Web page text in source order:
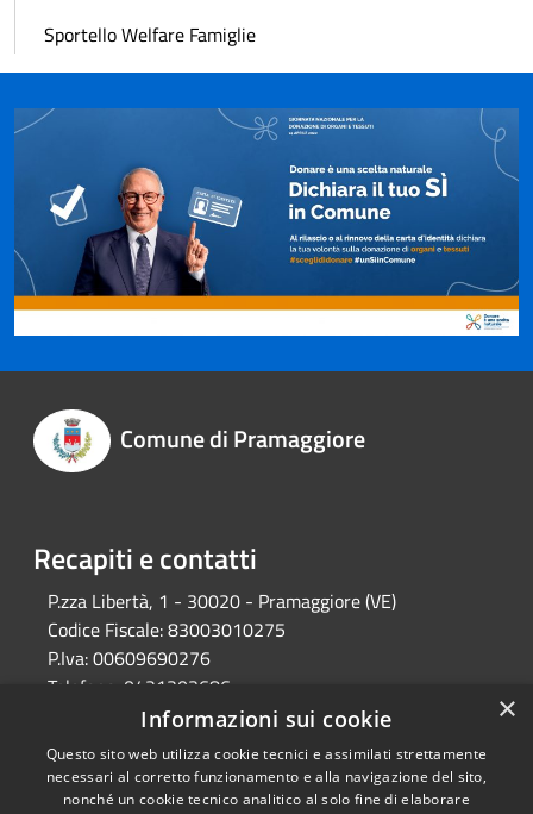
Sportello Welfare Famiglie
Comune di Pramaggiore
Recapiti e contatti
P.zza Libertà, 1 - 30020 - Pramaggiore (VE)
Codice Fiscale:83003010275
P.Iva:00609690276
Telefono: 0421203686
protocollo@comune.pramaggiore.ve.it
Pec:
protocollo.comune.pramaggiore.ve@pecveneto.it
×
Informazioni sui cookie
Questo sito web utilizza cookie tecnici e assimilati strettamente
necessari al corretto funzionamento e alla navigazione del sito,
nonché un cookie tecnico analitico al solo fine di elaborare